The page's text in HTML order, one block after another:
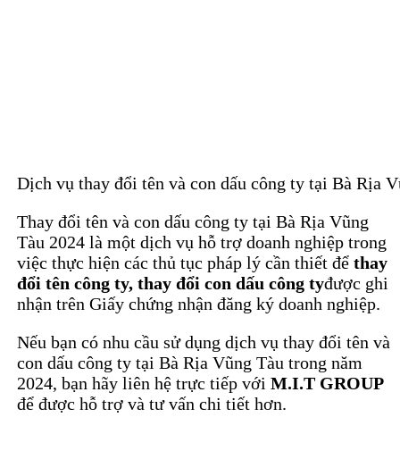
Dịch vụ thay đổi tên và con dấu công ty tại Bà Rịa
Thay đổi tên và con dấu công ty tại Bà Rịa Vũng
Tàu 2024 là một dịch vụ hỗ trợ doanh nghiệp trong
việc thực hiện các thủ tục pháp lý cần thiết để thay
đổi tên công ty, thay đổi con dấu công tyđược ghi
nhận trên Giấy chứng nhận đăng ký doanh nghiệp.
Nếu bạn có nhu cầu sử dụng dịch vụ thay đổi tên và
con dấu công ty tại Bà Rịa Vũng Tàu trong năm
2024, bạn hãy liên hệ trực tiếp với M.I.T GROUP
để được hỗ trợ và tư vấn chi tiết hơn.